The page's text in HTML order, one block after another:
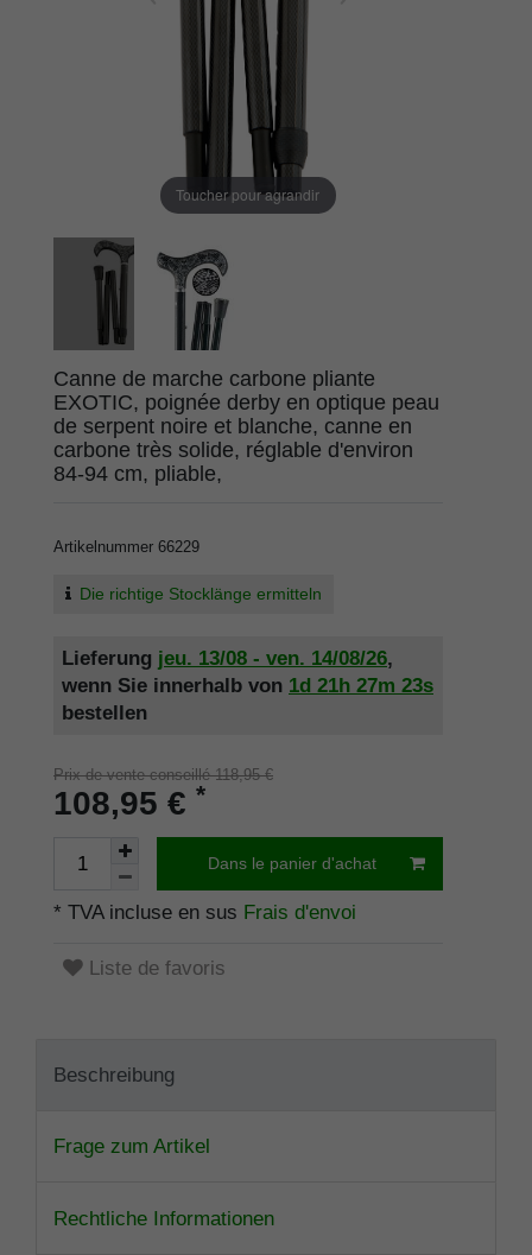
Toucher pour agrandir
Canne de marche carbone pliante
EXOTIC, poignée derby en optique peau
de serpent noire et blanche, canne en
carbone très solide, réglable d'environ
84-94 cm, pliable,
Artikelnummer 66229
Die richtige Stocklänge ermitteln
Lieferung jeu. 13/08 - ven. 14/08/26,
wenn Sie innerhalb von 1d 21h 27m 23s
bestellen
Prix de vente conseillé 118,95 €
108,95 € *
Dans le panier d'achat
* TVA incluse en sus Frais d'envoi
Liste de favoris
Beschreibung
Frage zum Artikel
Rechtliche Informationen